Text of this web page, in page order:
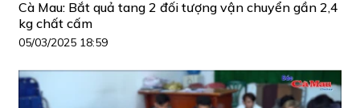
Cà Mau: Bắt quả tang 2 đối tượng vận chuyển gần 2,4
kg chất cấm
05/03/2025 18:59